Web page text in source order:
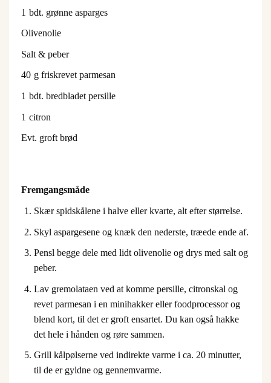
1 bdt. grønne asparges
Olivenolie
Salt & peber
40 g friskrevet parmesan
1 bdt. bredbladet persille
1 citron
Evt. groft brød
Fremgangsmåde
Skær spidskålene i halve eller kvarte, alt efter størrelse.
Skyl aspargesene og knæk den nederste, træede ende af.
Pensl begge dele med lidt olivenolie og drys med salt og
peber.
Lav gremolataen ved at komme persille, citronskal og
revet parmesan i en minihakker eller foodprocessor og
blend kort, til det er groft ensartet. Du kan også hakke
det hele i hånden og røre sammen.
Grill kålpølserne ved indirekte varme i ca. 20 minutter,
til de er gyldne og gennemvarme.